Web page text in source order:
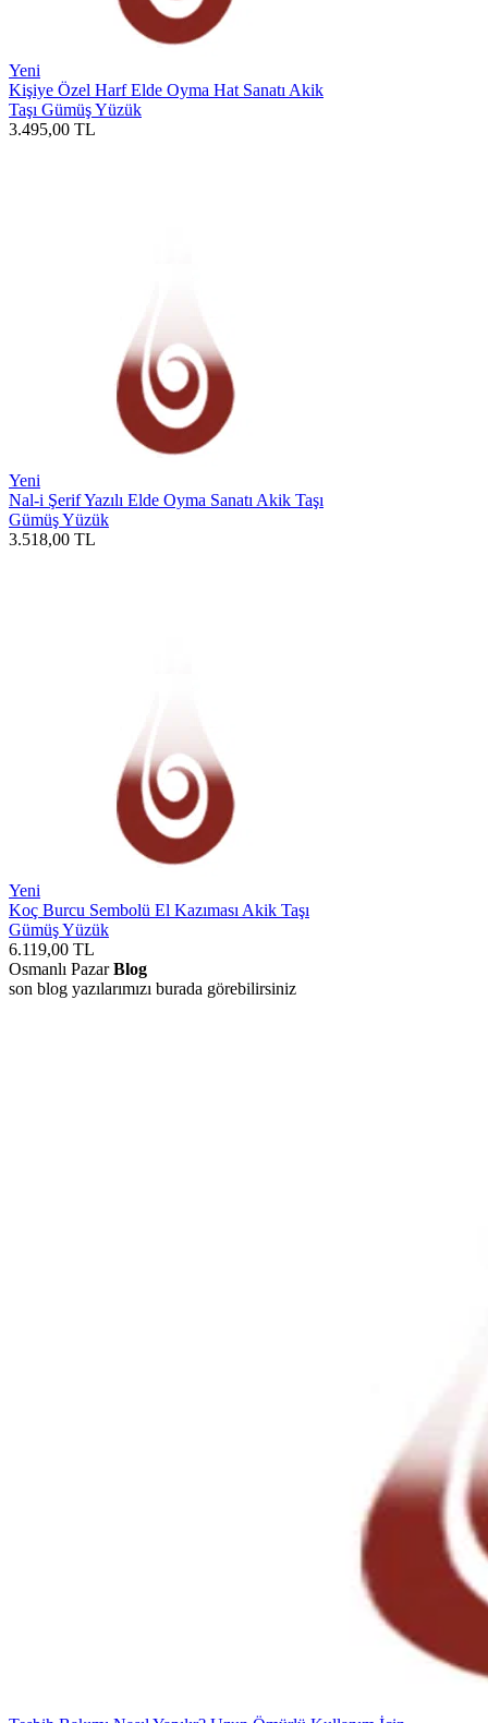
Yeni
Kişiye Özel Harf Elde Oyma Hat Sanatı Akik
Taşı Gümüş Yüzük
3.495,00 TL
Yeni
Nal-i Şerif Yazılı Elde Oyma Sanatı Akik Taşı
Gümüş Yüzük
3.518,00 TL
Yeni
Koç Burcu Sembolü El Kazıması Akik Taşı
Gümüş Yüzük
6.119,00 TL
Osmanlı PazarBlog
son blog yazılarımızı burada görebilirsiniz